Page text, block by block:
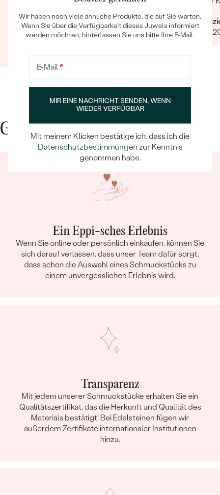
Geschenk meiner Frau an Weihnachten
gegeben habe.
24.11.2020
Gute Gründe für Eppi
Ein Eppi-sches Erlebnis
Wenn Sie online oder persönlich einkaufen, können Sie
sich darauf verlassen, dass unser Team dafür sorgt,
dass schon die Auswahl eines Schmuckstücks zu
einem unvergesslichen Erlebnis wird.
Transparenz
Mit jedem unserer Schmuckstücke erhalten Sie ein
Qualitätszertifikat, das die Herkunft und Qualität des
Materials bestätigt. Bei Edelsteinen fügen wir
außerdem Zertifikate internationaler Institutionen
hinzu.
Wir haben noch viele ähnliche Produkte, die auf Sie warten.
Wenn Sie über die Verfügbarkeit dieses Juwels informiert
werden möchten, hinterlassen Sie uns bitte Ihre E-Mail.
E-Mail*
MIR EINE NACHRICHT SENDEN, WENN
WIEDER VERFÜGBAR
Mit meinem Klicken bestätige ich, dass ich die
Datenschutzbestimmungen zur Kenntnis
genommen habe.